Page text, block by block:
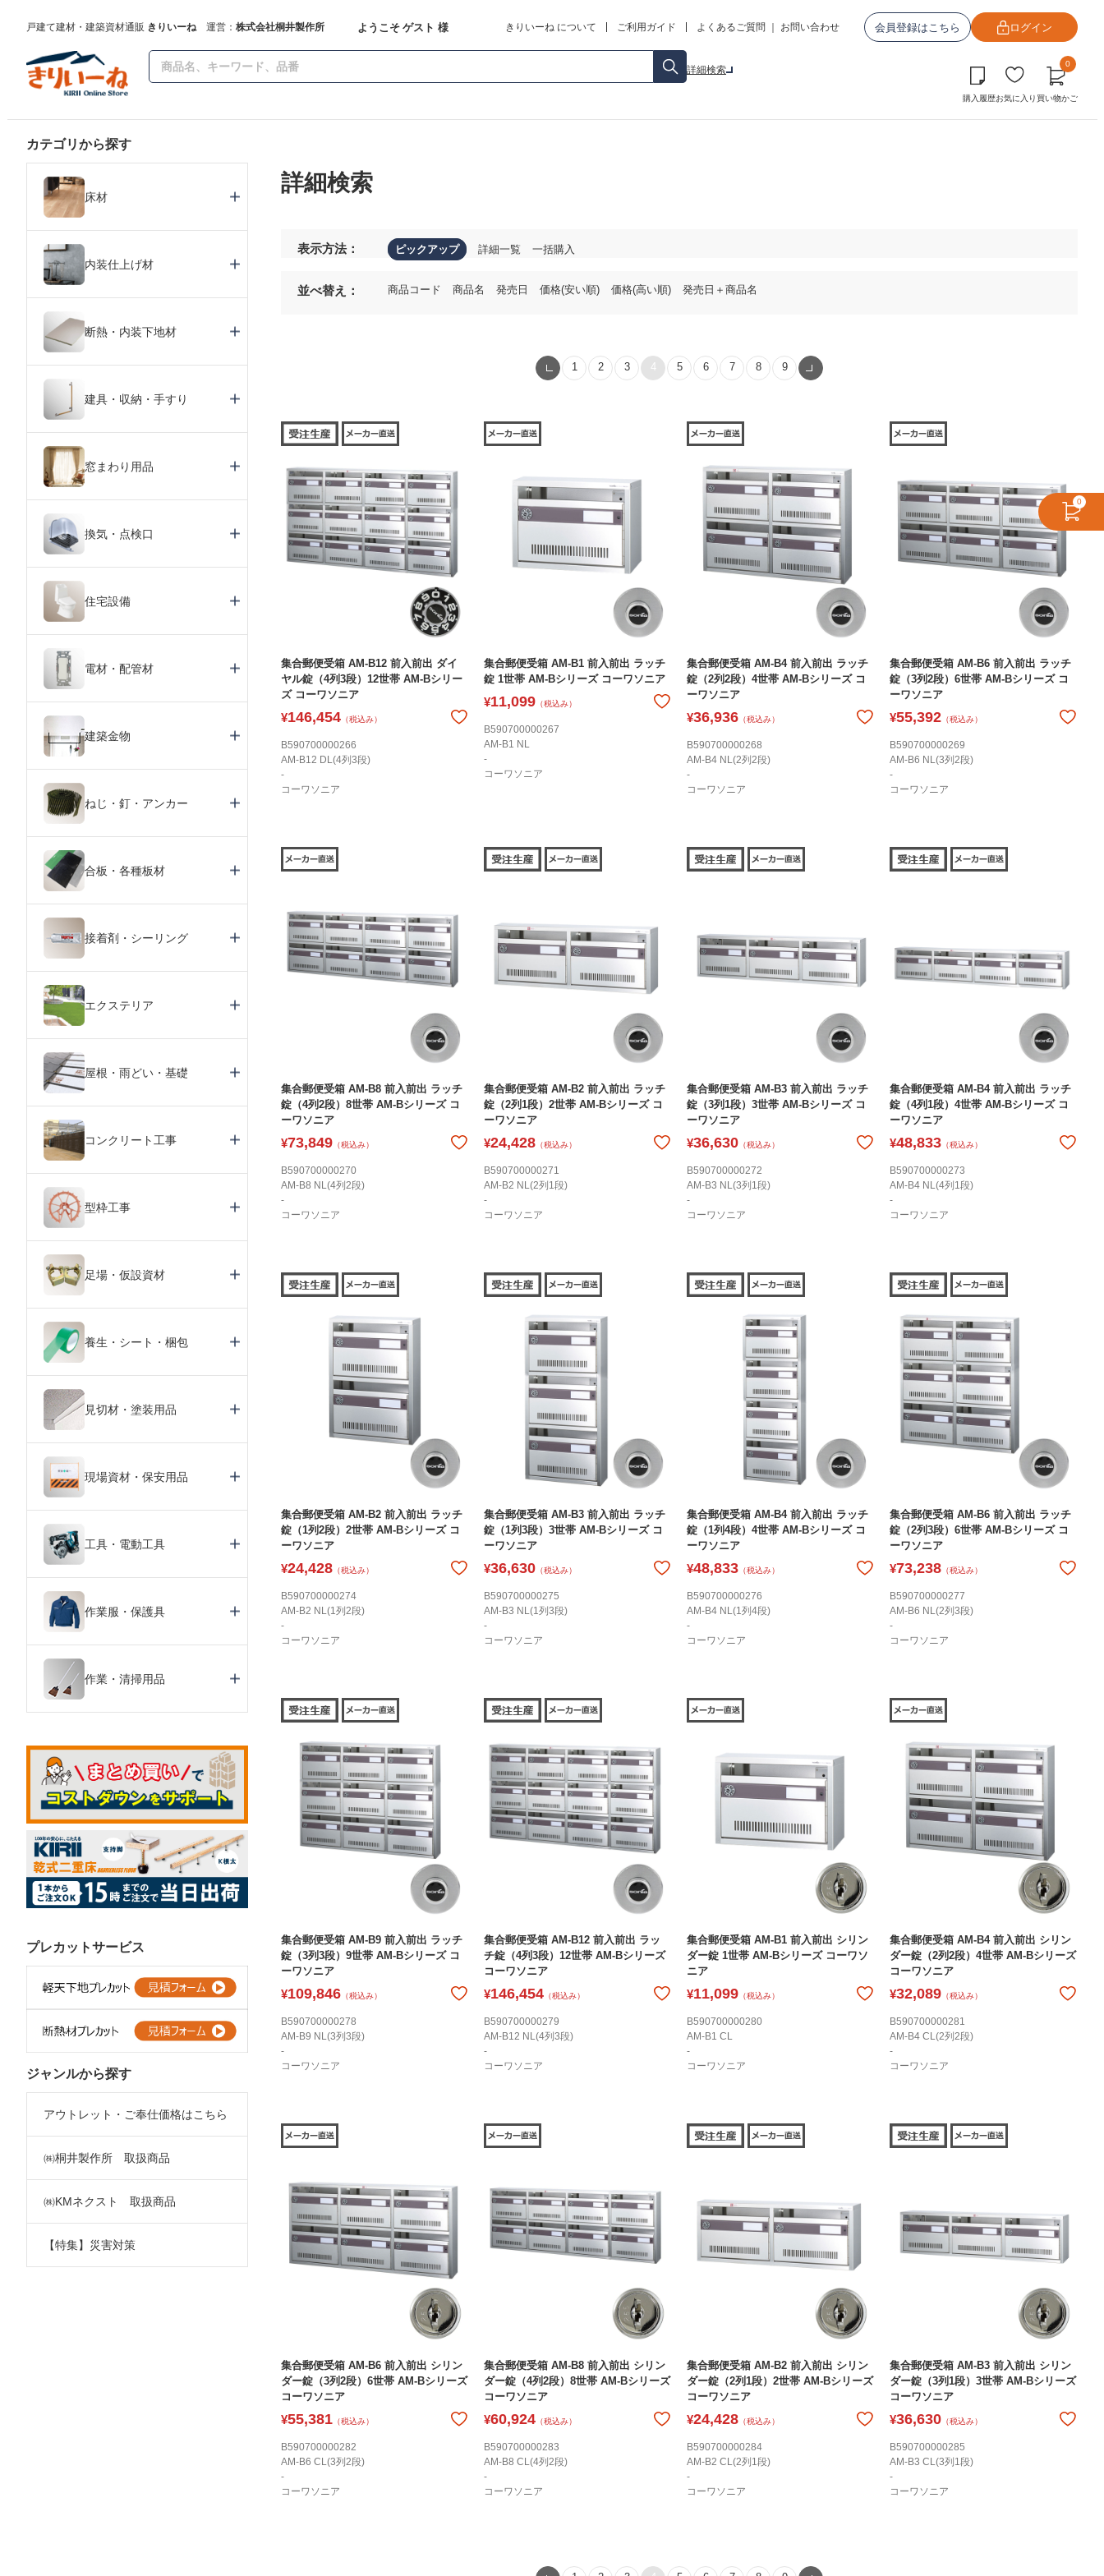
戸建て建材・建築資材通販 きりいーね運営： 株式会社桐井製作所 ようこそ ゲスト 様 きりいーね について ご利用ガイド よくあるご質問 お問い合わせ 会員登録はこちら ログイン
詳細検索
購入履歴お気に入り
0
買い物かご
詳細検索
表示方法： ピックアップ 詳細一覧 一括購入
並べ替え： 商品コード 商品名 発売日 価格(安い順) 価格(高い順) 発売日＋商品名
1 2 3 4 5 6 7 8 9
集合郵便受箱 AM-B12 前入前出 ダイ
ヤル錠（4列3段）12世帯 AM-Bシリー
ズ コーワソニア
¥146,454 （税込み）
B590700000266
AM-B12 DL(4列3段)
-
コーワソニア
集合郵便受箱 AM-B1 前入前出 ラッチ
錠 1世帯 AM-Bシリーズ コーワソニア
¥11,099 （税込み）
B590700000267
AM-B1 NL
-
コーワソニア
集合郵便受箱 AM-B4 前入前出 ラッチ
錠（2列2段）4世帯 AM-Bシリーズ コ
ーワソニア
¥36,936 （税込み）
B590700000268
AM-B4 NL(2列2段)
-
コーワソニア
集合郵便受箱 AM-B6 前入前出 ラッチ
錠（3列2段）6世帯 AM-Bシリーズ コ
ーワソニア
¥55,392 （税込み）
B590700000269
AM-B6 NL(3列2段)
-
コーワソニア
集合郵便受箱 AM-B8 前入前出 ラッチ
錠（4列2段）8世帯 AM-Bシリーズ コ
ーワソニア
¥73,849 （税込み）
B590700000270
AM-B8 NL(4列2段)
-
コーワソニア
集合郵便受箱 AM-B2 前入前出 ラッチ
錠（2列1段）2世帯 AM-Bシリーズ コ
ーワソニア
¥24,428 （税込み）
B590700000271
AM-B2 NL(2列1段)
-
コーワソニア
集合郵便受箱 AM-B3 前入前出 ラッチ
錠（3列1段）3世帯 AM-Bシリーズ コ
ーワソニア
¥36,630 （税込み）
B590700000272
AM-B3 NL(3列1段)
-
コーワソニア
集合郵便受箱 AM-B4 前入前出 ラッチ
錠（4列1段）4世帯 AM-Bシリーズ コ
ーワソニア
¥48,833 （税込み）
B590700000273
AM-B4 NL(4列1段)
-
コーワソニア
集合郵便受箱 AM-B2 前入前出 ラッチ
錠（1列2段）2世帯 AM-Bシリーズ コ
ーワソニア
¥24,428 （税込み）
B590700000274
AM-B2 NL(1列2段)
-
コーワソニア
集合郵便受箱 AM-B3 前入前出 ラッチ
錠（1列3段）3世帯 AM-Bシリーズ コ
ーワソニア
¥36,630 （税込み）
B590700000275
AM-B3 NL(1列3段)
-
コーワソニア
集合郵便受箱 AM-B4 前入前出 ラッチ
錠（1列4段）4世帯 AM-Bシリーズ コ
ーワソニア
¥48,833 （税込み）
B590700000276
AM-B4 NL(1列4段)
-
コーワソニア
集合郵便受箱 AM-B6 前入前出 ラッチ
錠（2列3段）6世帯 AM-Bシリーズ コ
ーワソニア
¥73,238 （税込み）
B590700000277
AM-B6 NL(2列3段)
-
コーワソニア
集合郵便受箱 AM-B9 前入前出 ラッチ
錠（3列3段）9世帯 AM-Bシリーズ コ
ーワソニア
¥109,846 （税込み）
B590700000278
AM-B9 NL(3列3段)
-
コーワソニア
集合郵便受箱 AM-B12 前入前出 ラッ
チ錠（4列3段）12世帯 AM-Bシリーズ
コーワソニア
¥146,454 （税込み）
B590700000279
AM-B12 NL(4列3段)
-
コーワソニア
集合郵便受箱 AM-B1 前入前出 シリン
ダー錠 1世帯 AM-Bシリーズ コーワソ
ニア
¥11,099 （税込み）
B590700000280
AM-B1 CL
-
コーワソニア
集合郵便受箱 AM-B4 前入前出 シリン
ダー錠（2列2段）4世帯 AM-Bシリーズ
コーワソニア
¥32,089 （税込み）
B590700000281
AM-B4 CL(2列2段)
-
コーワソニア
集合郵便受箱 AM-B6 前入前出 シリン
ダー錠（3列2段）6世帯 AM-Bシリーズ
コーワソニア
¥55,381 （税込み）
B590700000282
AM-B6 CL(3列2段)
-
コーワソニア
集合郵便受箱 AM-B8 前入前出 シリン
ダー錠（4列2段）8世帯 AM-Bシリーズ
コーワソニア
¥60,924 （税込み）
B590700000283
AM-B8 CL(4列2段)
-
コーワソニア
集合郵便受箱 AM-B2 前入前出 シリン
ダー錠（2列1段）2世帯 AM-Bシリーズ
コーワソニア
¥24,428 （税込み）
B590700000284
AM-B2 CL(2列1段)
-
コーワソニア
集合郵便受箱 AM-B3 前入前出 シリン
ダー錠（3列1段）3世帯 AM-Bシリーズ
コーワソニア
¥36,630 （税込み）
B590700000285
AM-B3 CL(3列1段)
-
コーワソニア
カテゴリから探す
床材
内装仕上げ材
断熱・内装下地材
建具・収納・手すり
窓まわり用品
換気・点検口
住宅設備
電材・配管材
建築金物
ねじ・釘・アンカー
合板・各種板材
接着剤・シーリング
エクステリア
屋根・雨どい・基礎
コンクリート工事
型枠工事
足場・仮設資材
養生・シート・梱包
見切材・塗装用品
現場資材・保安用品
工具・電動工具
作業服・保護具
作業・清掃用品
プレカットサービス
ジャンルから探す
アウトレット・ご奉仕価格はこちら
㈱桐井製作所 取扱商品
㈱KMネクスト 取扱商品
【特集】災害対策
0